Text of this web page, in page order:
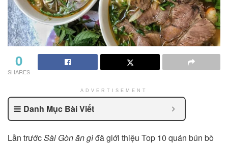
0
SHARES
ADVERTISEMENT
Danh Mục Bài Viết
Lần trướcSài Gòn ăn gìđã giới thiệu Top 10 quán bún bò